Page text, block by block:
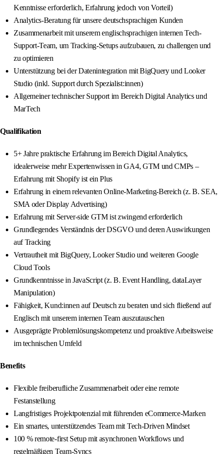
Kenntnisse erforderlich, Erfahrung jedoch von Vorteil)
Analytics-Beratung für unsere deutschsprachigen Kunden
Zusammenarbeit mit unserem englischsprachigen internen Tech-
Support-Team, um Tracking-Setups aufzubauen, zu challengen und
zu optimieren
Unterstützung bei der Datenintegration mit BigQuery und Looker
Studio (inkl. Support durch Spezialist:innen)
Allgemeiner technischer Support im Bereich Digital Analytics und
MarTech
Qualifikation
5+ Jahre praktische Erfahrung im Bereich Digital Analytics,
idealerweise mehr Expertenwissen in GA4, GTM und CMPs –
Erfahrung mit Shopify ist ein Plus
Erfahrung in einem relevanten Online-Marketing-Bereich (z. B. SEA,
SMA oder Display Advertising)
Erfahrung mit Server-side GTM ist zwingend erforderlich
Grundlegendes Verständnis der DSGVO und deren Auswirkungen
auf Tracking
Vertrautheit mit BigQuery, Looker Studio und weiteren Google
Cloud Tools
Grundkenntnisse in JavaScript (z. B. Event Handling, dataLayer
Manipulation)
Fähigkeit, Kund:innen auf Deutsch zu beraten und sich fließend auf
Englisch mit unserem internen Team auszutauschen
Ausgeprägte Problemlösungskompetenz und proaktive Arbeitsweise
im technischen Umfeld
Benefits
Flexible freiberufliche Zusammenarbeit oder eine remote
Festanstellung
Langfristiges Projektpotenzial mit führenden eCommerce-Marken
Ein smartes, unterstützendes Team mit Tech-Driven Mindset
100 % remote-first Setup mit asynchronen Workflows und
regelmäßigen Team-Syncs